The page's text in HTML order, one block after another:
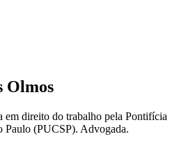
Olmos
em direito do trabalho pela Pontifícia
Paulo (PUCSP). Advogada.